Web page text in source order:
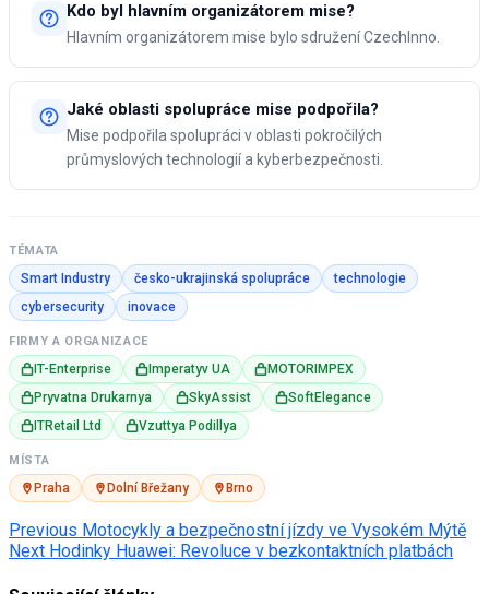
Kdo byl hlavním organizátorem mise?
Hlavním organizátorem mise bylo sdružení CzechInno.
Jaké oblasti spolupráce mise podpořila?
Mise podpořila spolupráci v oblasti pokročilých
průmyslových technologií a kyberbezpečnosti.
TÉMATA
Smart Industry česko-ukrajinská spolupráce
technologie
cybersecurity
inovace
FIRMY A ORGANIZACE
IT-Enterprise Imperatyv UA
MOTORIMPEX
Pryvatna Drukarnya
SkyAssist
SoftElegance
ITRetail Ltd
Vzuttya Podillya
MÍSTA
Praha Dolní Břežany Brno
Post
navigation
Previous Motocykly a bezpečnostní jízdy ve Vysokém Mýtě
Next Hodinky Huawei: Revoluce v bezkontaktních platbách